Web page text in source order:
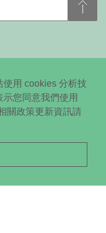
用 cookies 分析技
您同意我們使用
關政策更新資訊請
All RightsReserved. ©
載